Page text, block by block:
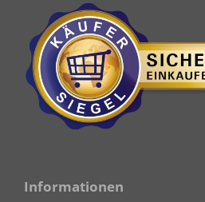
Informationen